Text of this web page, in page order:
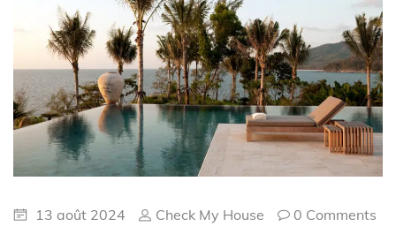
13 août 2024 Check My House 0 Comments